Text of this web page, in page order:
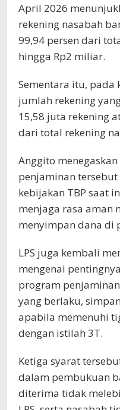
April 2026
rekening nasabah
99,94 persen dari
hingga Rp2 miliar.
Sementara itu, pada
jumlah rekening
15,58 juta rekening
dari total rekening
Anggito
penjaminan
kebijakan TBP saat
menjaga rasa aman
menyimpan dana di
LPS juga kembali
mengenai
program
yang berlaku,
apabila memenuhi
dengan istilah 3T.
Ketiga syarat
dalam pembukuan
diterima tidak